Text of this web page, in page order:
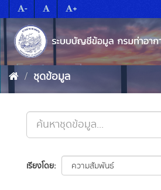
to
content
- +
ชุดข้อมูล
เรียงโดย